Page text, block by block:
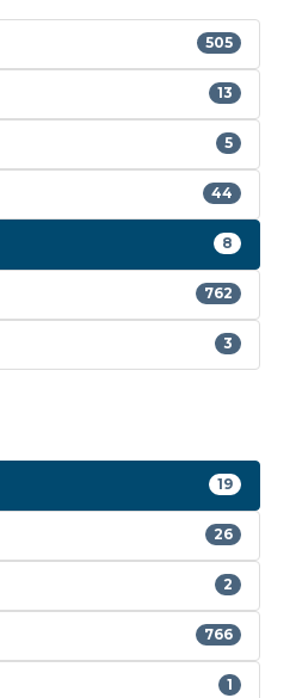
505
13
5
44
8
762
3
19
26
2
766
1